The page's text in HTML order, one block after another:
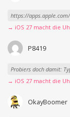
https://
→ iOS 27 macht die
P8419
Probiers doch damit:
→ iOS 27 macht die
OkayBoomer